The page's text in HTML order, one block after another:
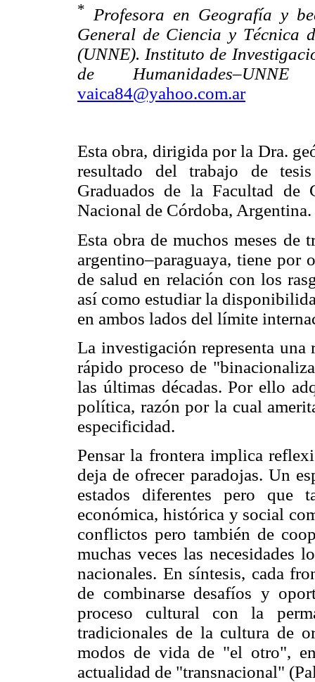
*
Profesora en Geografía y
General de Ciencia y Técnica
(UNNE). Instituto de
de Humanidades–UNNE
vaica84@yahoo.com.ar
Esta obra, dirigida por la Dra.
resultado del trabajo de
Graduados de la Facultad de
Nacional de Córdoba, Argentina.
Esta obra de muchos meses de
argentino–paraguaya, tiene por
de salud en relación con los
así como estudiar la
en ambos lados del límite
La investigación representa
rápido proceso de
las últimas décadas. Por ello
política, razón por la cual
especificidad.
Pensar la frontera implica
deja de ofrecer paradojas. Un
estados diferentes pero que
económica, histórica y social
conflictos pero también de
muchas veces las necesidades
nacionales. En síntesis, cada
de combinarse desafíos y
proceso cultural con la
tradicionales de la cultura de
modos de vida de "el otro",
actualidad de "transnacional"